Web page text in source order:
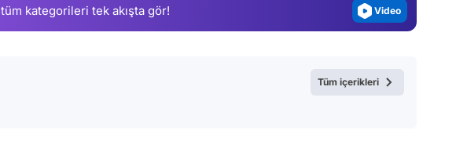
tüm kategorileri tek akışta gör! Video
Tüm içerikleri